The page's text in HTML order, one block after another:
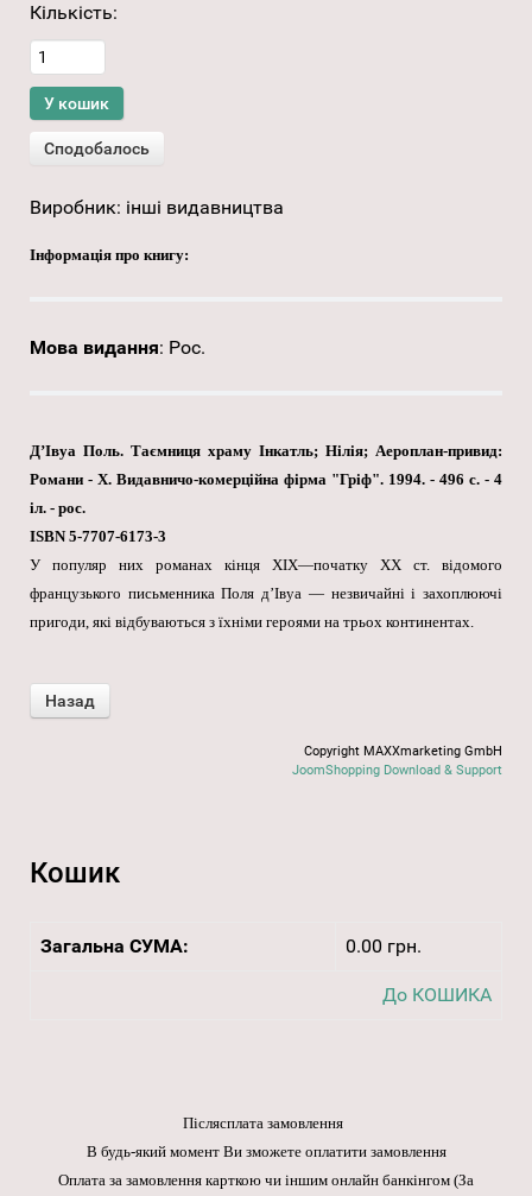
Кількість:
Виробник: інші видавництва
Інформація про книгу:
Мова видання: Рос.
Д’Івуа Поль. Таємниця храму Інкатль; Нілія; Аероплан-привид:
Романи - X. Видавничо-комерційна фірма "Гріф". 1994. - 496 с. - 4
іл. - рос.
ISBN 5-7707-6173-3
У популяр них романах кінця XIX—початку XX ст. відомого
французького письменника Поля д’Івуа — незвичайні і захоплюючі
пригоди, які відбуваються з їхніми героями на трьох континентах.
Copyright MAXXmarketing GmbH
JoomShopping Download & Support
Кошик
Загальна СУМА: 0.00 грн.
До КОШИКА
Післясплата замовлення
В будь-який момент Ви зможете оплатити замовлення
Оплата за замовлення карткою чи іншим онлайн банкінгом (За